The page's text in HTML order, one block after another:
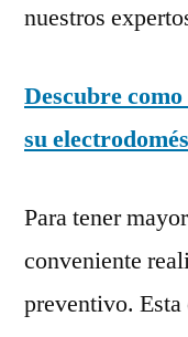
nuestros
Descubre
su
Para tener
conveniente
preventivo. Esta